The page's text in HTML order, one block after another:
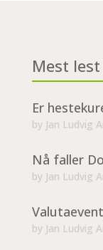
Mest
Er
by Jan Ludvig
Nå faller
by Jan Ludvig
by Jan Ludvig